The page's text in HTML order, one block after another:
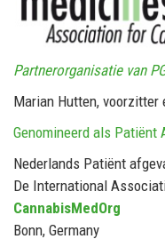
Partnerorganisatie van
Marian Hutten, voorzitter
Genomineerd als Patiënt
Nederlands Patiënt
De International
CannabisMedOrg
Bonn, Germany